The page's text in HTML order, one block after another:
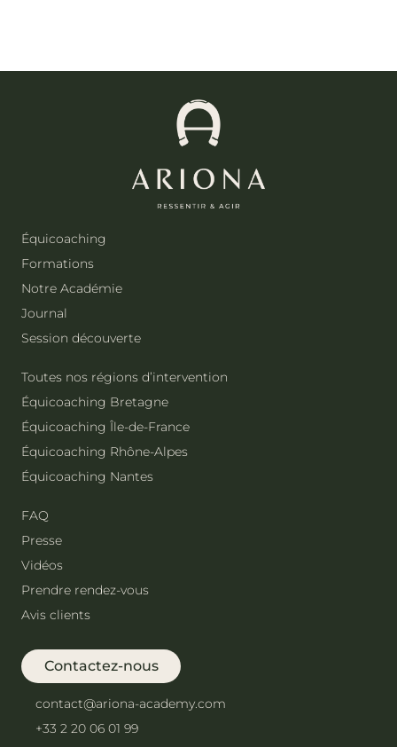
Équicoaching
Formations
Notre Académie
Journal
Session découverte
Toutes nos régions d’intervention
Équicoaching Bretagne
Équicoaching Île-de-France
Équicoaching Rhône-Alpes
Équicoaching Nantes
FAQ
Presse
Vidéos
Prendre rendez-vous
Avis clients
Contactez-nous
contact@ariona-academy.com
+33 2 20 06 01 99